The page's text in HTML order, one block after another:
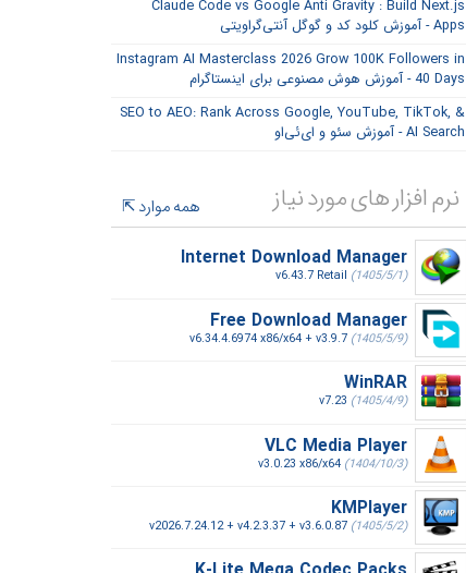
Claude Code vs Google Anti Gravity : Build Next.js
Apps - آموزش کلود کد و گوگل آنتی‌گراویتی
Instagram AI Masterclass 2026 Grow 100K Followers in
40 Days - آموزش هوش مصنوعی برای اینستاگرام
SEO to AEO: Rank Across Google, YouTube, TikTok, &
AI Search - آموزش سئو و ای‌ئی‌او
نرم افزار های مورد نیاز
همه موارد
Internet Download Manager
v6.43.7 Retail (1405/5/1)
Free Download Manager
v6.34.4.6974 x86/x64 + v3.9.7 (1405/5/9)
WinRAR
v7.23 (1405/4/9)
VLC Media Player
v3.0.23 x86/x64 (1404/10/3)
KMPlayer
v2026.7.24.12 + v4.2.3.37 + v3.6.0.87 (1405/5/2)